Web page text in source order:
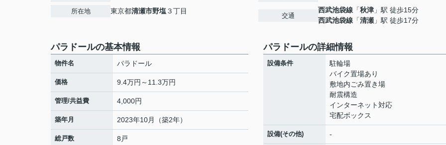
所在地 東京都清瀬市野塩 ３丁目
交通
西武池袋線 「秋津 」駅 徒歩15分
西武池袋線 「清瀬 」駅 徒歩17分
パラドールの基本情報
物件名 パラドール
価格 9.4万円～11.3万円
管理/共益費 4,000円
築年月 2023年10月（築2年）
総戸数 8戸
パラドールの詳細情報
設備条件
駐輪場
バイク置場あり
敷地内ごみ置き場
耐震構造
インターネット対応
宅配ボックス
設備(その他) -